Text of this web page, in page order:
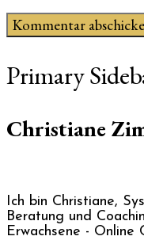
Primary
Christiane
Ich bin Christiane,
Beratung und
Erwachsene - Online